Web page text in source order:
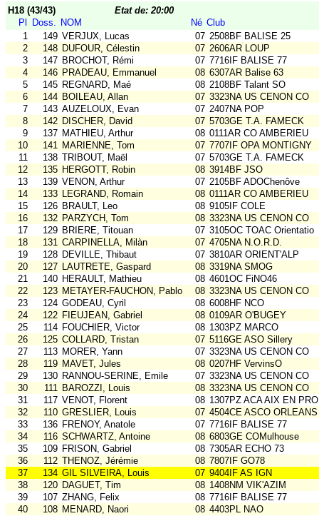
H18 (43/43)
Etat de: 20:00
Pl
Doss. NOM Né Club
1
149 VERJUX, Lucas 07 2508BF BALISE 25
2
148 DUFOUR, Célestin 07 2606AR LOUP
3
147 BROCHOT, Rémi 07 7716IF BALISE 77
4
146 PRADEAU, Emmanuel 08 6307AR Balise 63
5
145 REGNARD, Maé 08 2108BF Talant SO
6
144 BOILEAU, Allan 07 3323NA US CENON CO
7
143 AUZELOUX, Evan 07 2407NA POP
8
142 DISCHER, David 07 5703GE T.A. FAMECK
9
137 MATHIEU, Arthur 08 0111AR CO AMBERIEU
10
141 MARIENNE, Tom 07 7707IF OPA MONTIGNY
11
138 TRIBOUT, Maël 07 5703GE T.A. FAMECK
12
135 HERGOTT, Robin 08 3914BF JSO
13
139 VENON, Arthur 07 2105BF ADOChenôve
14
133 LEGRAND, Romain 08 0111AR CO AMBERIEU
15
126 BRAULT, Leo 08 9105IF COLE
16
132 PARZYCH, Tom 08 3323NA US CENON CO
17
129 BRIERE, Titouan 07 3105OC TOAC Orientatio
18
131 CARPINELLA, Milàn 07 4705NA N.O.R.D.
19
128 DEVILLE, Thibaut 07 3810AR ORIENT'ALP
20
127 LAUTRETE, Gaspard 08 3319NA SMOG
21
140 HERAULT, Mathieu 08 4601OC FiNO46
22
123 METAYER-FAUCHON, Pablo 08 3323NA US CENON CO
23
124 GODEAU, Cyril 08 6008HF NCO
24
122 FIEUJEAN, Gabriel 08 0109AR O'BUGEY
25
114 FOUCHIER, Victor 08 1303PZ MARCO
26
125 COLLARD, Tristan 07 5116GE ASO Sillery
27
113 MORER, Yann 07 3323NA US CENON CO
28
119 MAVET, Jules 08 0207HF VervinsO
29
130 RANNOU-SERINE, Emile 07 3323NA US CENON CO
30
111 BAROZZI, Louis 08 3323NA US CENON CO
31
117 VENOT, Florent 08 1307PZ ACA AIX EN
32
110 GRESLIER, Louis 07 4504CE ASCO ORLEANS
33
136 FRENOY, Anatole 07 7716IF BALISE 77
34
116 SCHWARTZ, Antoine 08 6803GE COMulhouse
35
109 FRISON, Gabriel 08 7305AR ECHO 73
36
112 THENOZ, Jérémie 08 7807IF GO78
37
134 GIL SILVEIRA, Louis 07 9404IF AS IGN
38
120 DAGUET, Tim 08 1408NM VIK'AZIM
39
107 ZHANG, Felix 08 7716IF BALISE 77
40
108 MENARD, Naori 08 4403PL NAO